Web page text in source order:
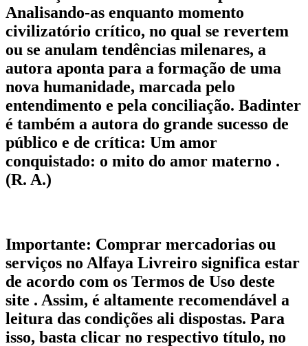
Analisando-as enquanto momento
civilizatório crítico, no qual se revertem
ou se anulam tendências milenares, a
autora aponta para a formação de uma
nova humanidade, marcada pelo
entendimento e pela conciliação. Badinter
é também a autora do grande sucesso de
público e de crítica: Um amor
conquistado: o mito do amor materno .
(R. A.)
Importante: Comprar mercadorias ou
serviços no Alfaya Livreiro significa estar
de acordo com os Termos de Uso deste
site . Assim, é altamente recomendável a
leitura das condições ali dispostas. Para
isso, basta clicar no respectivo título, no